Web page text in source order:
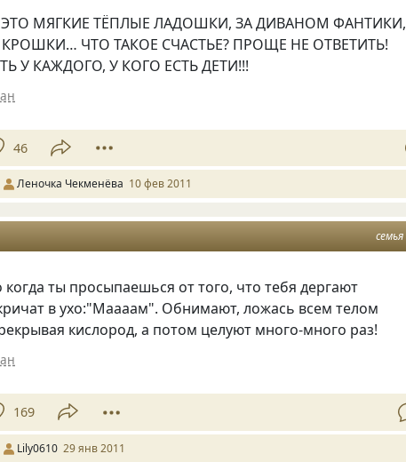
МЯГКИЕ ТЁПЛЫЕ ЛАДОШКИ, ЗА ДИВАНОМ ФАНТИКИ,
ЧТО ТАКОЕ СЧАСТЬЕ? ПРОЩЕ НЕ ОТВЕТИТЬ!
У КАЖДОГО, У КОГО ЕСТЬ ДЕТИ!!!
46
Леночка Чекменёва 10 фев 2011
семья
когда ты просыпаешься от того, что тебя дергают
в ухо:"Маааам". Обнимают, ложась всем телом
кислород, а потом целуют много-много раз!
169
Lily0610 29 янв 2011